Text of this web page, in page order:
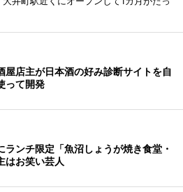
屋店主が日本酒の好み診断サイトを自
て開発
ランチ限定「魚沼しょうが焼き食堂・
お笑い芸人